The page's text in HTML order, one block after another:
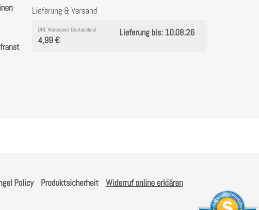
Lieferung & Versand
DHL Warenpost Deutschland
4,99 €
Lieferung bis: 10.08.26
Policy Produktsicherheit Widerruf online erklären